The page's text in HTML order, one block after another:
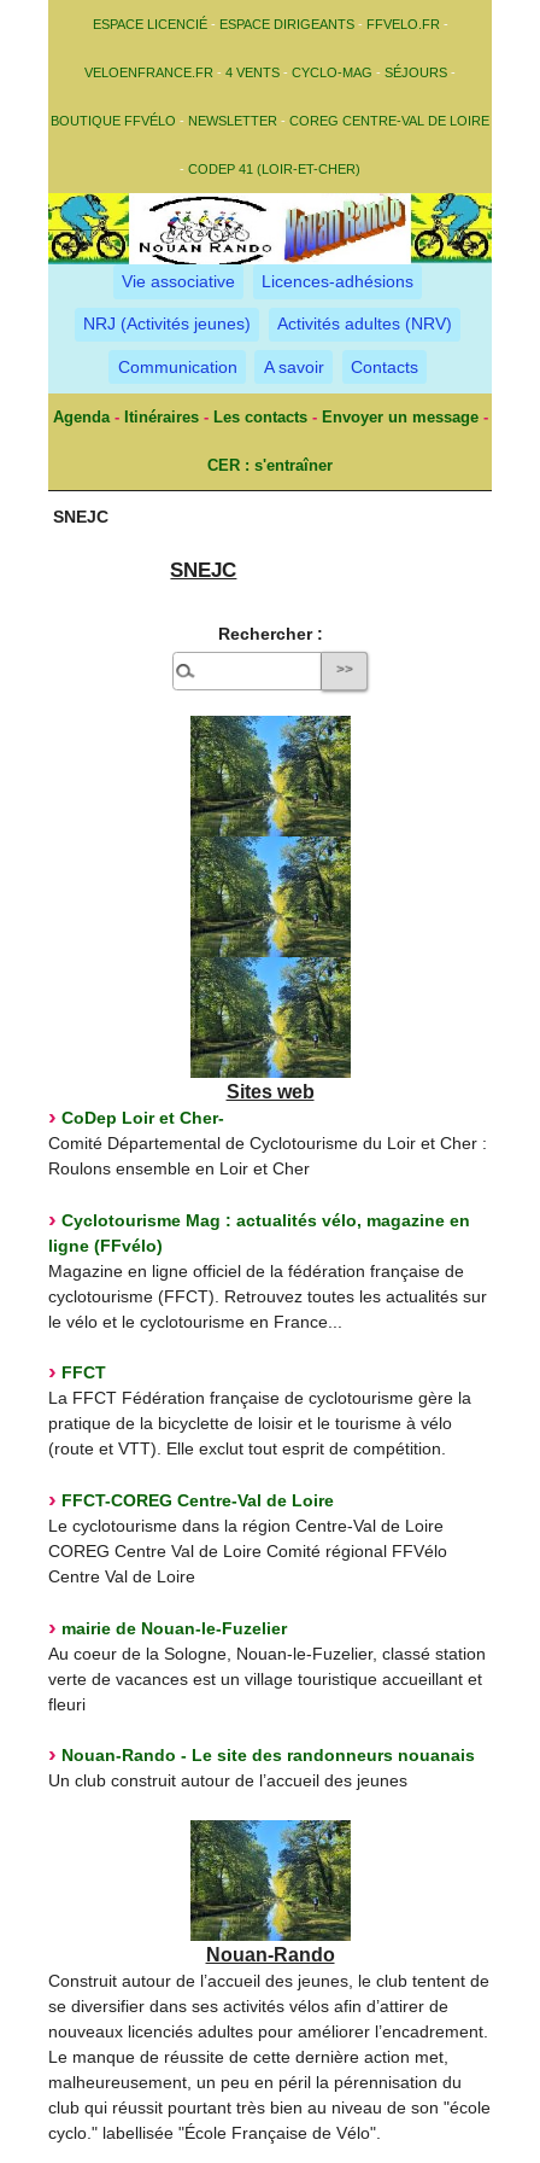
ESPACE LICENCIÉ- ESPACE DIRIGEANTS- FFVELO.FR -
VELOENFRANCE.FR - 4 VENTS - CYCLO-MAG - SÉJOURS -
BOUTIQUE FFVÉLO - NEWSLETTER - COREG CENTRE-VAL DE LOIRE
- CODEP 41 (LOIR-ET-CHER)
Vie associative Licences-adhésions
NRJ (Activités jeunes) Activités adultes (NRV)
Communication A savoir Contacts
Agenda- Itinéraires- Les contacts- Envoyer un message-
CER : s'entraîner
SNEJC
SNEJC
Rechercher :
Sites web
CoDep Loir et Cher-
Comité Départemental de Cyclotourisme du Loir et Cher :
Roulons ensemble en Loir et Cher
Cyclotourisme Mag : actualités vélo, magazine en
ligne (FFvélo)
Magazine en ligne officiel de la fédération française de
cyclotourisme (FFCT). Retrouvez toutes les actualités sur
le vélo et le cyclotourisme en France...
FFCT
La FFCT Fédération française de cyclotourisme gère la
pratique de la bicyclette de loisir et le tourisme à vélo
(route et VTT). Elle exclut tout esprit de compétition.
FFCT-COREG Centre-Val de Loire
Le cyclotourisme dans la région Centre-Val de Loire
COREG Centre Val de Loire Comité régional FFVélo
Centre Val de Loire
mairie de Nouan-le-Fuzelier
Au coeur de la Sologne, Nouan-le-Fuzelier, classé station
verte de vacances est un village touristique accueillant et
fleuri
Nouan-Rando - Le site des randonneurs nouanais
Un club construit autour de l’accueil des jeunes
Nouan-Rando
Construit autour de l’accueil des jeunes, le club tentent de
se diversifier dans ses activités vélos afin d’attirer de
nouveaux licenciés adultes pour améliorer l’encadrement.
Le manque de réussite de cette dernière action met,
malheureusement, un peu en péril la pérennisation du
club qui réussit pourtant très bien au niveau de son "école
cyclo." labellisée "École Française de Vélo".